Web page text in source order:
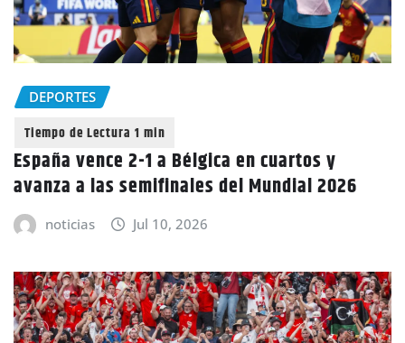
DEPORTES
España vence 2-1 a Bélgica en cuartos y
avanza a las semifinales del Mundial 2026
noticias Jul 10, 2026